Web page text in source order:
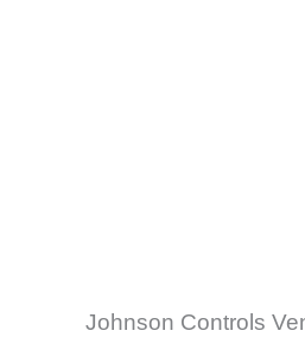
Johnson Controls